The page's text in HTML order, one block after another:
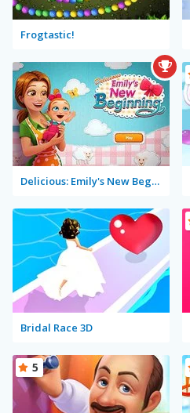
Frogtastic!
Delicious: Emily's New Beginning
Bridal Race 3D
5